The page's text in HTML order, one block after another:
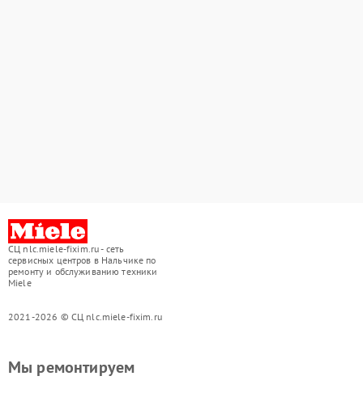
СЦ nlc.miele-fixim.ru - сеть
сервисных центров в Нальчике по
ремонту и обслуживанию техники
Miele
2021-2026 © СЦ nlc.miele-fixim.ru
Мы ремонтируем